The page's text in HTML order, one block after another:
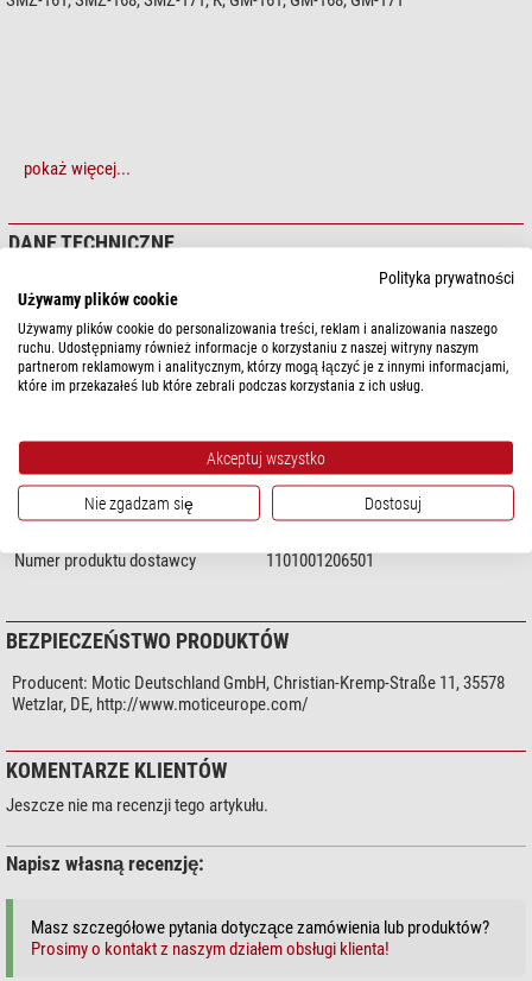
pokaż więcej...
DANE TECHNICZNE
Ogólnie
Długość (mm)
47
Wysokość (mm)
45
tak
RedLine 200
tak
Numer produktu dostawcy
1101001206501
BEZPIECZEŃSTWO PRODUKTÓW
Producent: Motic Deutschland GmbH, Christian-Kremp-Straße 11, 35578
Wetzlar, DE, http://www.moticeurope.com/
KOMENTARZE KLIENTÓW
Jeszcze nie ma recenzji tego artykułu.
Napisz własną recenzję:
Masz szczegółowe pytania dotyczące zamówienia lub produktów?
Prosimy o kontakt z naszym działem obsługi klienta!
Polityka prywatności
Używamy plików cookie
Używamy plików cookie do personalizowania treści, reklam i analizowania naszego
ruchu. Udostępniamy również informacje o korzystaniu z naszej witryny naszym
partnerom reklamowym i analitycznym, którzy mogą łączyć je z innymi informacjami,
które im przekazałeś lub które zebrali podczas korzystania z ich usług.
Akceptuj wszystko
Nie zgadzam się Dostosuj